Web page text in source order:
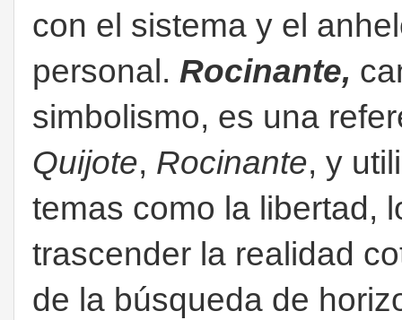
con el sistema y el
personal. Rocinante,
simbolismo, es una
Quijote, Rocinante, y
temas como la libertad,
trascender la realidad
de la búsqueda de